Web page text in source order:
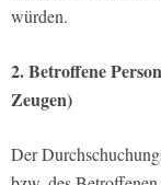
würden.
2. Betroffene
Zeugen)
Der